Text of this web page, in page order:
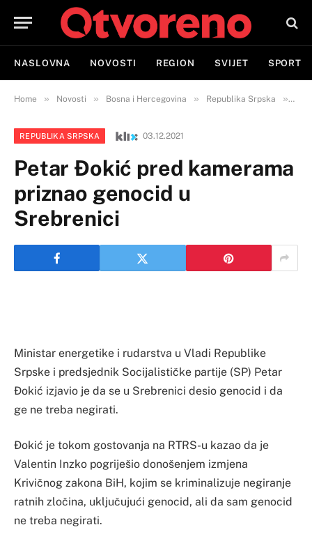
NASLOVNA NOVOSTI REGION SVIJET SPORT
Home » Novosti » Bosna i Hercegovina » Republika Srpska »
REPUBLIKA SRPSKA 03.12.2021
Petar Đokić pred kamerama
priznao genocid u
Srebrenici
Ministar energetike i rudarstva u Vladi Republike
Srpske i predsjednik Socijalističke partije (SP) Petar
Đokić izjavio je da se u Srebrenici desio genocid i da
ge ne treba negirati.
Đokić je tokom gostovanja na RTRS-u kazao da je
Valentin Inzko pogriješio donošenjem izmjena
Krivičnog zakona BiH, kojim se kriminalizuje negiranje
ratnih zločina, uključujući genocid, ali da sam genocid
ne treba negirati.